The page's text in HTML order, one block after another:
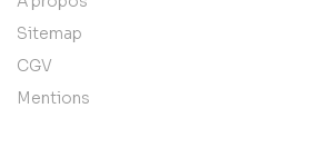
Sitemap
CGV
Mentions